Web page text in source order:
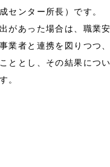
センター所長）です。
があった場合は、職業
業者と連携を図りつつ
ととし、その結果につ
。